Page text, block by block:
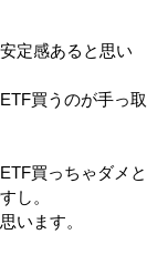
定感あると思い
買うのが手っ取
買っちゃダメと
し。
います。